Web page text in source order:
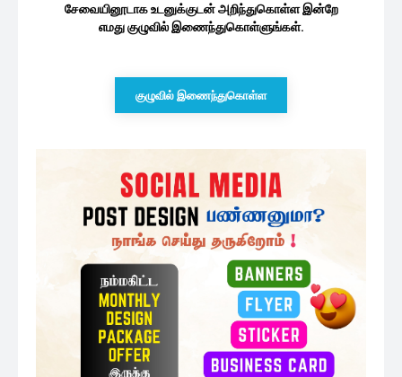
சேவையினூடாக உடனுக்குடன் அறிந்துகொள்ள இன்றே
எமது குழுவில் இணைந்துகொள்ளுங்கள்.
குழுவில் இணைந்துகொள்ள